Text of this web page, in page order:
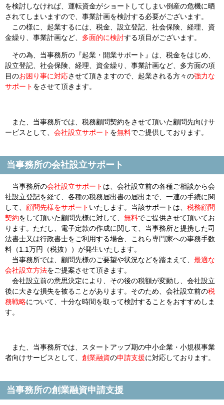
を検討しなければ、運転資金がショートしてしまい倒産の危機に晒
されてしまいますので、事業計画を検討する必要がございます。
この様に、起業するには、税金、設立登記、社会保険、経理、資
金繰り、事業計画など、 多面的に検討する項目がございます。
その為、当事務所の『起業・開業サポート』は、税金をはじめ、
設立登記、社会保険、経理、資金繰り、事業計画など、多方面の項
目のお困り事に対応させて頂きますので、起業される方々の強力な
サポート をさせて頂きます。
また、当事務所では、税務顧問契約をさせて頂いた顧問先向けサ
ービスとして、 会社設立サポート を無料でご提供しております。
当事務所の会社設立サポート
当事務所の会社設立サポート は、会社設立前の各種ご相談から会
社設立登記を経て、各種の税務届出書の届出まで、一連の手続に関
して、 顧問先様をサポート いたします。当該サポートは、 税務顧問
契約をして頂いた顧問先様に対して、 無料でご提供させて頂いてお
ります。ただし、電子定款の作成に関して、当事務所と提携した司
法書士又は行政書士をご利用する場合、これら専門家への事務手数
料（1.1万円（税抜））が発生いたします。
当事務所では、顧問先様のご要望や状況などを踏まえて、 最適な
会社設立方法をご提案させて頂きます。
会社設立前の意思決定により、その後の税額が変動し、会社設立
後に大きな損失を被ることがあります。そのため、会社設立前の税
務戦略について、十分な時間を取って検討することをおすすめしま
す。
また、当事務所では、スタートアップ期の中小企業・小規模事業
者向けサービスとして、 創業融資の申請支援に対応しております。
当事務所の創業融資申請支援